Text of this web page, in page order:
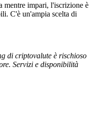
mentre impari, l'iscrizione è
C'è un'ampia scelta di
di criptovalute è rischioso
Servizi e disponibilità